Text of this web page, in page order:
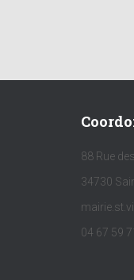
88 Rue
34730
04 67 59